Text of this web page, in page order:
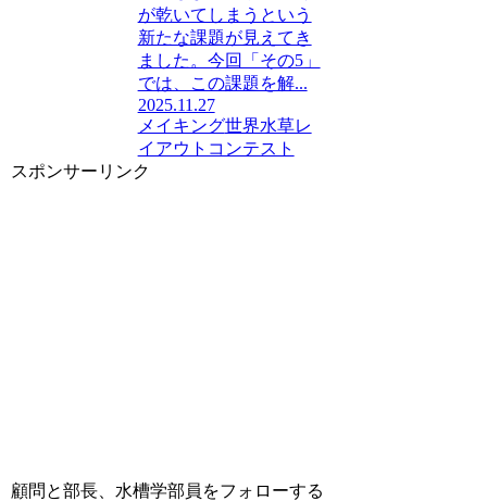
が乾いてしまうという
新たな課題が見えてき
ました。今回「その5」
では、この課題を解...
2025.11.27
メイキング世界水草レ
イアウトコンテスト
スポンサーリンク
顧問と部長、水槽学部員をフォローする